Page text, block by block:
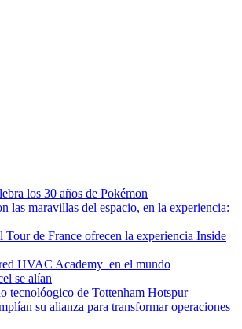
los 30 años de Pokémon
las maravillas del espacio, en la experiencia:
Tour de France ofrecen la experiencia Inside
HVAC Academy en el mundo
se alían
tecnolóogico de Tottenham Hotspur
su alianza para transformar operaciones